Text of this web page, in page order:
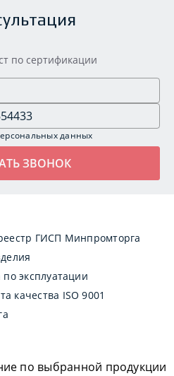
по сертификации
данных
ГИСП Минпромторга
по эксплуатации
качества ISO 9001
по выбранной продукции